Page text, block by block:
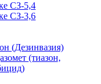
СЗ-5,4
СЗ-3,6
(Дезинвазия)
(тиазон,